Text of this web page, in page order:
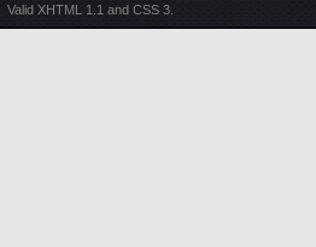
Valid XHTML 1.1 and CSS 3.